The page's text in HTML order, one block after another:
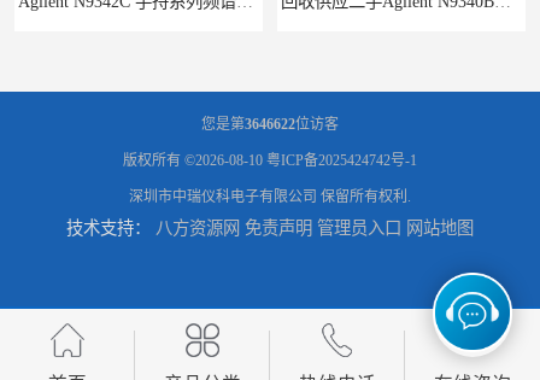
诚信供应二手Agilent N9030A 系列频谱分析仪 供应二手Agilent N9020A 系列皮肤偏向于
您是第3646622位访客
版权所有 ©2026-08-10 粤ICP备2025424742号-1
深圳市中瑞仪科电子有限公司 保留所有权利.
技术支持： 八方资源网 免责声明 管理员入口 网站地图